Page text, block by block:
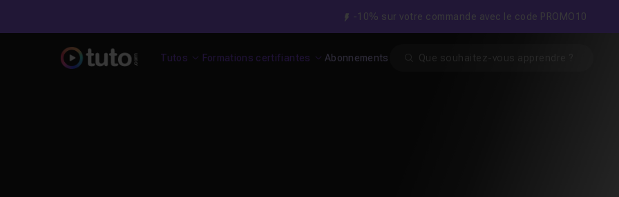
-10% sur votre commande avec le code PROMO10
Tutos Formations certifiantes Abonnements